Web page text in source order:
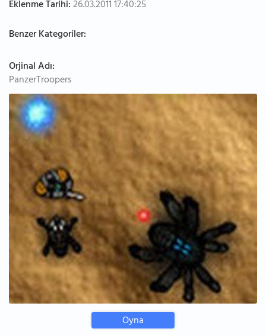
Eklenme Tarihi:26.03.2011 17:40:25
Benzer Kategoriler:
Orjinal Adı:
PanzerTroopers
Oyna